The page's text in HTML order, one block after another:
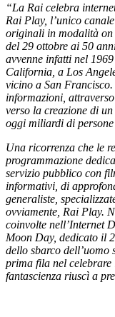
“La Rai celebra
Rai Play, l’unico
originali in modalità on
del 29 ottobre ai 50
avvenne infatti nel
California, a Los
vicino a San
informazioni,
verso la creazione di
oggi miliardi di
Una ricorrenza che le
programmazione
servizio pubblico con
informativi, di
generaliste,
ovviamente, Rai Play.
coinvolte nell’Internet
Moon Day, dedicato il
dello sbarco
prima fila nel celebrare
fantascienza riuscì a